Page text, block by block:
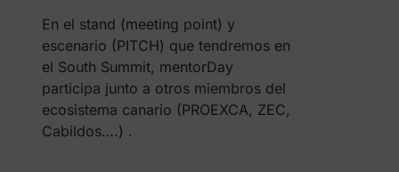
En el stand (meeting point) y
escenario (PITCH) que tendremos en
el South Summit, mentorDay
participa junto a otros miembros del
ecosistema canario (PROEXCA, ZEC,
Cabildos….) .